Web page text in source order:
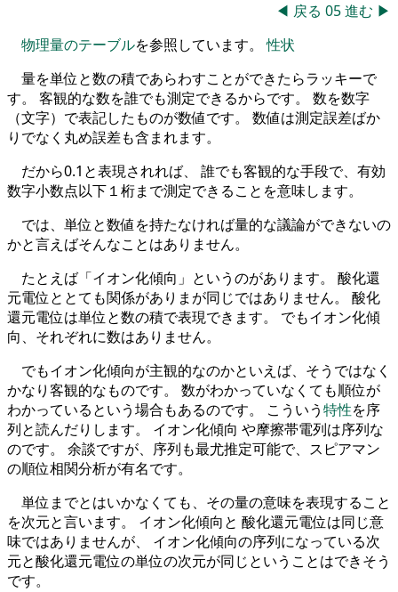
◀ 戻る 05進む ▶
物理量のテーブルを参照しています。性状
量を単位と数の積であらわすことができたらラッキーで
す。 客観的な数を誰でも測定できるからです。 数を数字
（文字）で表記したものが数値です。 数値は測定誤差ばか
りでなく丸め誤差も含まれます。
だから0.1と表現されれば、 誰でも客観的な手段で、有効
数字小数点以下１桁まで測定できることを意味します。
では、単位と数値を持たなければ量的な議論ができないの
かと言えばそんなことはありません。
たとえば「イオン化傾向」というのがあります。 酸化還
元電位ととても関係がありまが同じではありません。 酸化
還元電位は単位と数の積で表現できます。 でもイオン化傾
向、それぞれに数はありません。
でもイオン化傾向が主観的なのかといえば、そうではなく
かなり客観的なものです。 数がわかっていなくても順位が
わかっているという場合もあるのです。 こういう特性を序
列と読んだりします。 イオン化傾向 や摩擦帯電列は序列な
のです。 余談ですが、序列も最尤推定可能で、スピアマン
の順位相関分析が有名です。
単位までとはいかなくても、その量の意味を表現すること
を次元と言います。 イオン化傾向と 酸化還元電位は同じ意
味ではありませんが、 イオン化傾向の序列になっている次
元と酸化還元電位の単位の次元が同じということはできそう
です。